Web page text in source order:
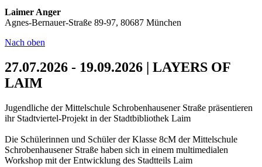
Laimer Anger
Agnes-Bernauer-Straße 89-97, 80687 München
Nach oben
27.07.2026 - 19.09.2026 | LAYERS OF
LAIM
Jugendliche der Mittelschule Schrobenhausener Straße präsentieren
ihr Stadtviertel-Projekt in der Stadtbibliothek Laim
Die Schülerinnen und Schüler der Klasse 8cM der Mittelschule
Schrobenhausener Straße haben sich in einem multimedialen
Workshop mit der Entwicklung des Stadtteils Laim